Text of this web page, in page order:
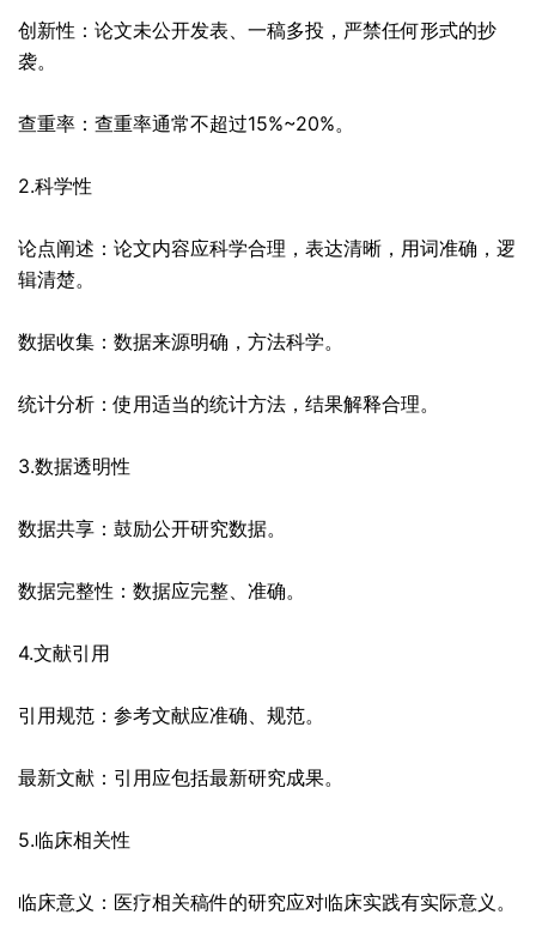
创新性：论文未公开发表、一稿多投，严禁任何形式的抄
袭。
查重率：查重率通常不超过15%~20%。
2.科学性
论点阐述：论文内容应科学合理，表达清晰，用词准确，逻
辑清楚。
数据收集：数据来源明确，方法科学。
统计分析：使用适当的统计方法，结果解释合理。
3.数据透明性
数据共享：鼓励公开研究数据。
数据完整性：数据应完整、准确。
4.文献引用
引用规范：参考文献应准确、规范。
最新文献：引用应包括最新研究成果。
5.临床相关性
临床意义：医疗相关稿件的研究应对临床实践有实际意义。